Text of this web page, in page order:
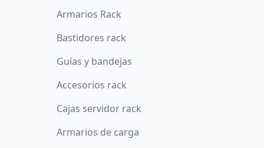
Armarios Rack
Bastidores rack
Guías y bandejas
Accesorios rack
Cajas servidor rack
Armarios de carga